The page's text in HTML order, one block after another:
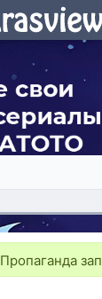
Пропаганда